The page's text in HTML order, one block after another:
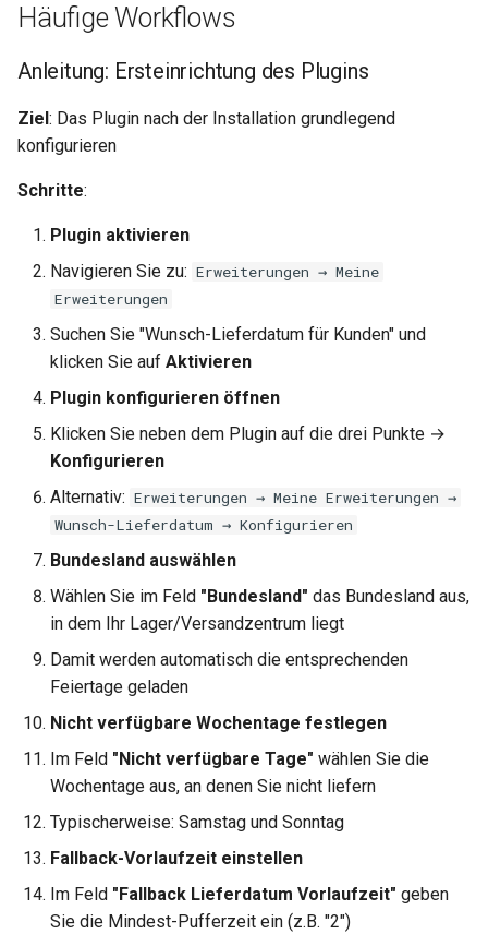
Häufige Workflows
Anleitung: Ersteinrichtung des Plugins
Ziel: Das Plugin nach der Installation grundlegend
konfigurieren
Schritte:
Plugin aktivieren
Navigieren Sie zu: Erweiterungen → Meine
Erweiterungen
Suchen Sie "Wunsch-Lieferdatum für Kunden" und
klicken Sie auf Aktivieren
Plugin konfigurieren öffnen
Klicken Sie neben dem Plugin auf die drei Punkte →
Konfigurieren
Alternativ: Erweiterungen → Meine Erweiterungen →
Wunsch-Lieferdatum → Konfigurieren
Bundesland auswählen
Wählen Sie im Feld "Bundesland" das Bundesland aus,
in dem Ihr Lager/Versandzentrum liegt
Damit werden automatisch die entsprechenden
Feiertage geladen
Nicht verfügbare Wochentage festlegen
Im Feld "Nicht verfügbare Tage" wählen Sie die
Wochentage aus, an denen Sie nicht liefern
Typischerweise: Samstag und Sonntag
Fallback-Vorlaufzeit einstellen
Im Feld "Fallback Lieferdatum Vorlaufzeit" geben
Sie die Mindest-Pufferzeit ein (z.B. "2")